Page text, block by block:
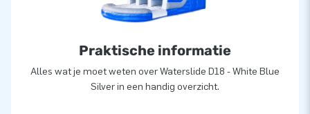
Praktische informatie
Alles wat je moet weten over Waterslide D18 - White Blue
Silver in een handig overzicht.